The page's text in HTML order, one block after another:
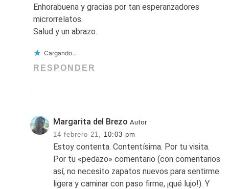
Enhorabuena y gracias por tan esperanzadores
microrrelatos.
Salud y un abrazo.
Cargando...
RESPONDER
Margarita del Brezo Autor
14 febrero 21,
10:03 pm
Estoy contenta. Contentísima. Por tu visita.
Por tu «pedazo» comentario (con comentarios
así, no necesito zapatos nuevos para sentirme
ligera y caminar con paso firme, ¡qué lujo!). Y